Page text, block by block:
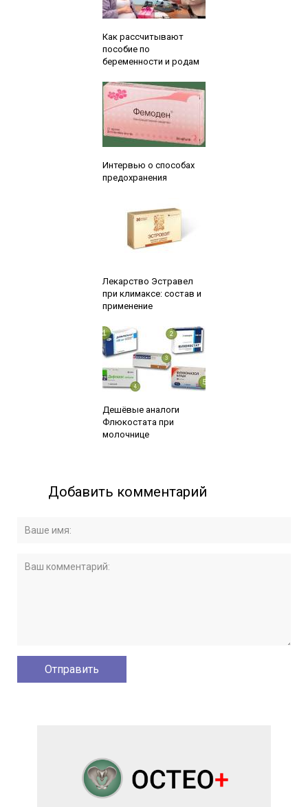
Как рассчитывают
пособие по
беременности и родам
Интервью о способах
предохранения
Лекарство Эстравел
при климаксе: состав и
применение
Дешёвые аналоги
Флюкостата при
молочнице
Добавить комментарий